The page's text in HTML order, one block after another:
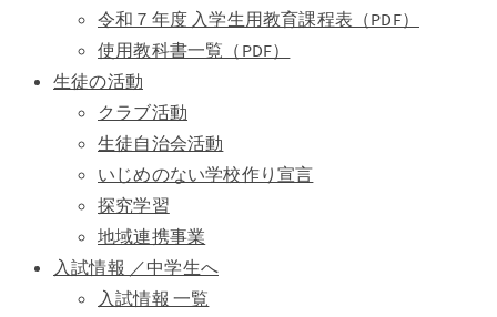
令和７年度 入学生用教育課程表（PDF）
使用教科書一覧（PDF）
生徒の活動
クラブ活動
生徒自治会活動
いじめのない学校作り宣言
探究学習
地域連携事業
入試情報 ／中学生へ
入試情報 一覧